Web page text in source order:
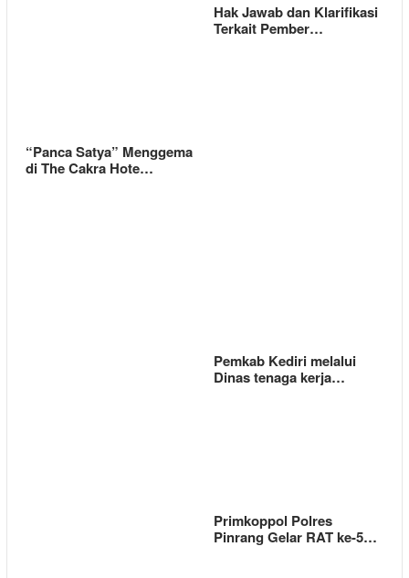
Hak Jawab dan Klarifikasi
Terkait Pember…
“Panca Satya” Menggema
di The Cakra Hote…
Pemkab Kediri melalui
Dinas tenaga kerja…
Primkoppol Polres
Pinrang Gelar RAT ke-5…